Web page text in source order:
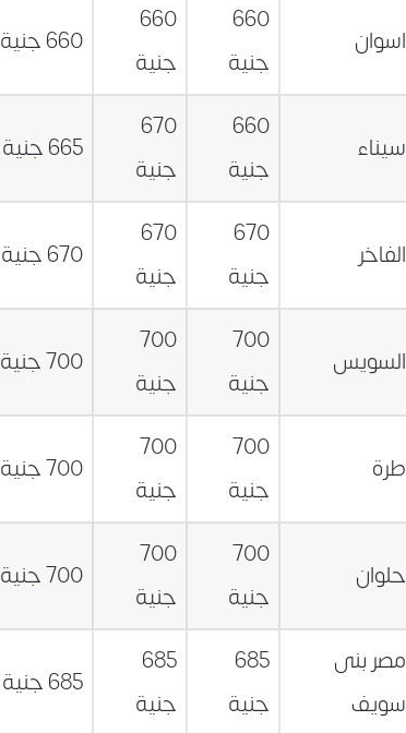
اسوان
660
جنية
660
جنية
660 جنية
سيناء
660
جنية
670
جنية
665 جنية
الفاخر
670
جنية
670
جنية
670 جنية
السويس
700
جنية
700
جنية
700 جنية
طرة
700
جنية
700
جنية
700 جنية
حلوان
700
جنية
700
جنية
700 جنية
مصر بنى
سويف
685
جنية
685
جنية
685 جنية